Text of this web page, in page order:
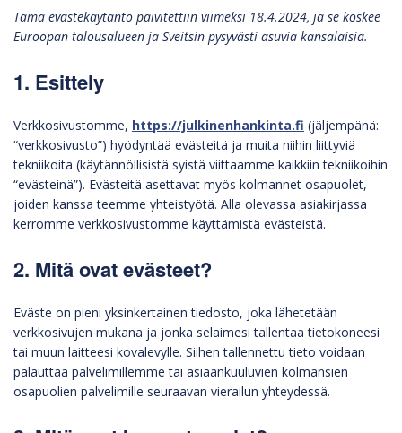
Tämä evästekäytäntö päivitettiin viimeksi 18.4.2024, ja se koskee
Euroopan talousalueen ja Sveitsin pysyvästi asuvia kansalaisia.
1. Esittely
Verkkosivustomme, https://julkinenhankinta.fi (jäljempänä:
“verkkosivusto”) hyödyntää evästeitä ja muita niihin liittyviä
tekniikoita (käytännöllisistä syistä viittaamme kaikkiin tekniikoihin
“evästeinä”). Evästeitä asettavat myös kolmannet osapuolet,
joiden kanssa teemme yhteistyötä. Alla olevassa asiakirjassa
kerromme verkkosivustomme käyttämistä evästeistä.
2. Mitä ovat evästeet?
Eväste on pieni yksinkertainen tiedosto, joka lähetetään
verkkosivujen mukana ja jonka selaimesi tallentaa tietokoneesi
tai muun laitteesi kovalevylle. Siihen tallennettu tieto voidaan
palauttaa palvelimillemme tai asiaankuuluvien kolmansien
osapuolien palvelimille seuraavan vierailun yhteydessä.